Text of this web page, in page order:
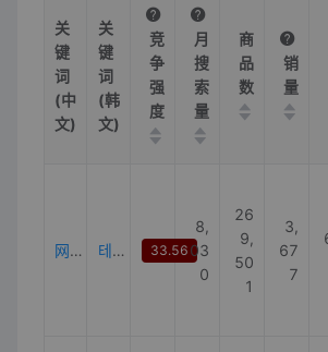
关
键
词
(中
文)
关
键
词
(韩
文)
竞
争
强
度
月
搜
索
量
商
品
数
销
量
网球 테니스공 33.56
8,
03
0
26
9,
50
1
3,
67
7